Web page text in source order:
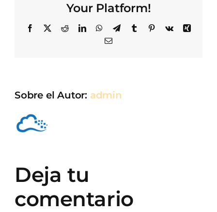
Your Platform!
Facebook
X RedditLinkedInWhatsApp
TelegramTumblr Pinterest
Vk
Xing
Correo
Sobre el Autor: admin
Deja tu
comentario